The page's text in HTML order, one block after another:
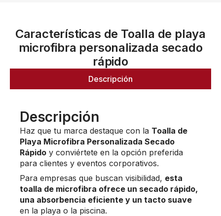
Características de Toalla de playa
microfibra personalizada secado
rápido
Descripción
Descripción
Haz que tu marca destaque con la Toalla de
Playa Microfibra Personalizada Secado
Rápido y conviértete en la opción preferida
para clientes y eventos corporativos.
Para empresas que buscan visibilidad, esta
toalla de microfibra ofrece un secado rápido,
una absorbencia eficiente y un tacto suave
en la playa o la piscina.